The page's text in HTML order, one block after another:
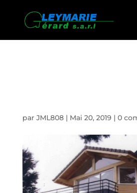
par JML808| Mai 20, 2019 | 0